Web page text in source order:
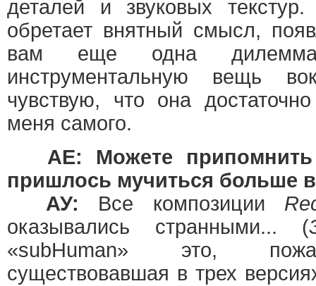
деталей и звуковых
обретает внятный смысл,
вам еще одна
инструментальную вещь
чувствую, что она
меня самого.
AE: Можете
пришлось мучиться больше
АУ: Все композиции
оказывались странными... (
«subHuman» это,
существовавшая в трех